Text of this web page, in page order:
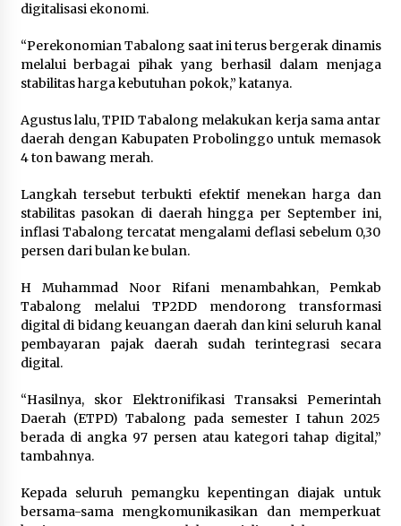
digitalisasi ekonomi.
“Perekonomian Tabalong saat ini terus bergerak dinamis
melalui berbagai pihak yang berhasil dalam menjaga
stabilitas harga kebutuhan pokok,” katanya.
Agustus lalu, TPID Tabalong melakukan kerja sama antar
daerah dengan Kabupaten Probolinggo untuk memasok
4 ton bawang merah.
Langkah tersebut terbukti efektif menekan harga dan
stabilitas pasokan di daerah hingga per September ini,
inflasi Tabalong tercatat mengalami deflasi sebelum 0,30
persen dari bulan ke bulan.
H Muhammad Noor Rifani menambahkan, Pemkab
Tabalong melalui TP2DD mendorong transformasi
digital di bidang keuangan daerah dan kini seluruh kanal
pembayaran pajak daerah sudah terintegrasi secara
digital.
“Hasilnya, skor Elektronifikasi Transaksi Pemerintah
Daerah (ETPD) Tabalong pada semester I tahun 2025
berada di angka 97 persen atau kategori tahap digital,”
tambahnya.
Kepada seluruh pemangku kepentingan diajak untuk
bersama-sama mengkomunikasikan dan memperkuat